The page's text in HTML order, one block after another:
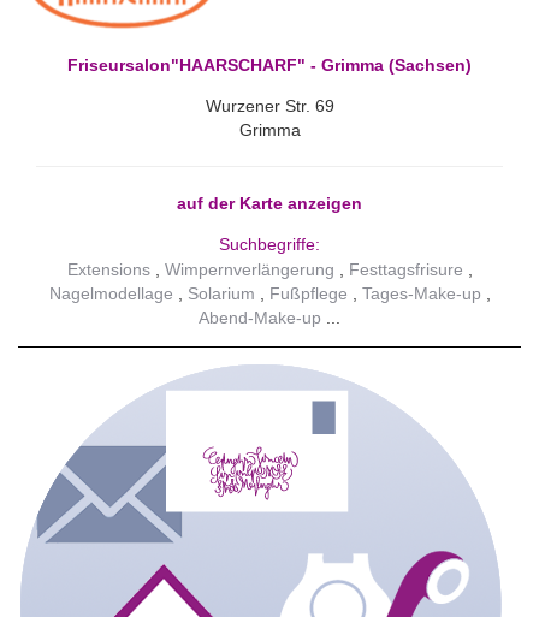
Friseursalon"HAARSCHARF" - Grimma (Sachsen)
Wurzener Str. 69
Grimma
auf der Karte anzeigen
Suchbegriffe:
Extensions
Wimpernverlängerung
Festtagsfrisure
Nagelmodellage
Solarium Fußpflege
Tages-Make-up
Abend-Make-up